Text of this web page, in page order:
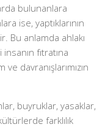
bulunanlara
ise, yaptıklarının
Bu anlamda ahlakı
insanın fıtratına
davranışlarımızın
buyruklar, yasaklar,
farklılık